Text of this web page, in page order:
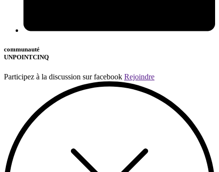
communauté
UNPOINTCINQ
Participez à la discussion sur facebook Rejoindre